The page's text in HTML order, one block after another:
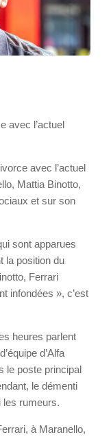
avec l’actuel
avec l’actuel
Mattia Binotto,
et sur son
sont apparues
la position du
Ferrari
infondées », c’est
heures parlent
d’Alfa
le poste principal
le démenti
les rumeurs.
à Maranello,